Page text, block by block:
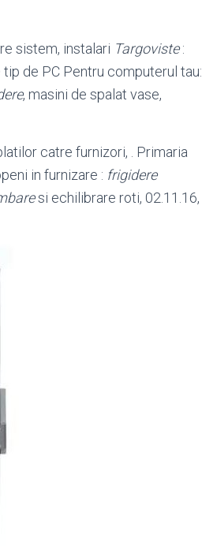
sistem, instalari Targoviste:
de PC Pentru computerul tau:
, masini de spalat vase,
catre furnizori, . Primaria
in furnizare : frigidere
si echilibrare roti, 02.11.16,